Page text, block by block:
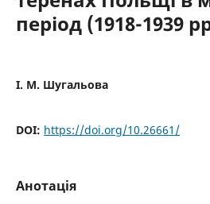
період (1918-1939
І. М. Шугальова
DOI: https://doi.org/10.26661/
Анотація